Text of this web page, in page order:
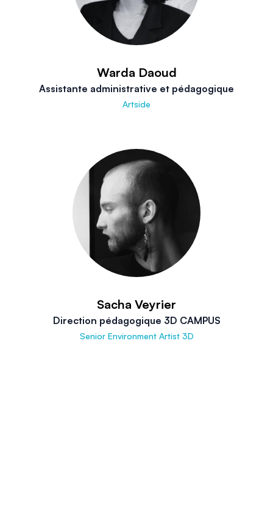
Warda Daoud
Assistante administrative et pédagogique
Artside
Sacha Veyrier
Direction pédagogique 3D CAMPUS
Senior Environment Artist 3D